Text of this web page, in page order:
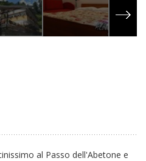
al Passo dell'Abetone e